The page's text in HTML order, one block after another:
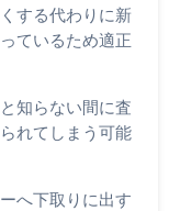
する代わりに新
ているため適正
知らない間に査
れてしまう可能
へ下取りに出す